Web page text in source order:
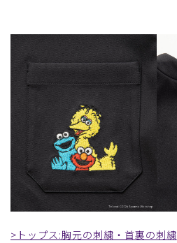
>トップス:胸元の刺繍・首裏の刺繍